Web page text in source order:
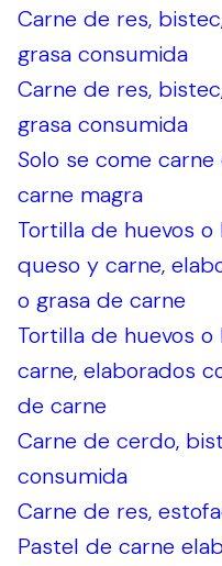
Carne de res,
grasa consumida
Carne de res,
grasa consumida
Solo se come
carne magra
Tortilla de huevos
queso y carne,
o grasa de carne
Tortilla de huevos
carne, elaborados
de carne
Carne de cerdo,
consumida
Carne de res,
Pastel de carne